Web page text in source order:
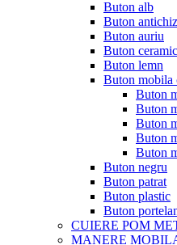
Buton alb
Buton
Buton auriu
Buton ceramic
Buton lemn
Buton mobila
Buton
Buton
Buton
Buton
Buton
Buton negru
Buton patrat
Buton plastic
Buton
CUIERE POM
MANERE